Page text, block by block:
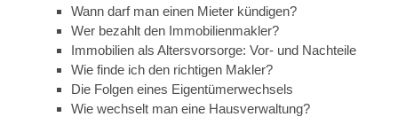
Wann darf man einen Mieter kündigen?
Wer bezahlt den Immobilienmakler?
Immobilien als Altersvorsorge: Vor- und Nachteile
Wie finde ich den richtigen Makler?
Die Folgen eines Eigentümerwechsels
Wie wechselt man eine Hausverwaltung?